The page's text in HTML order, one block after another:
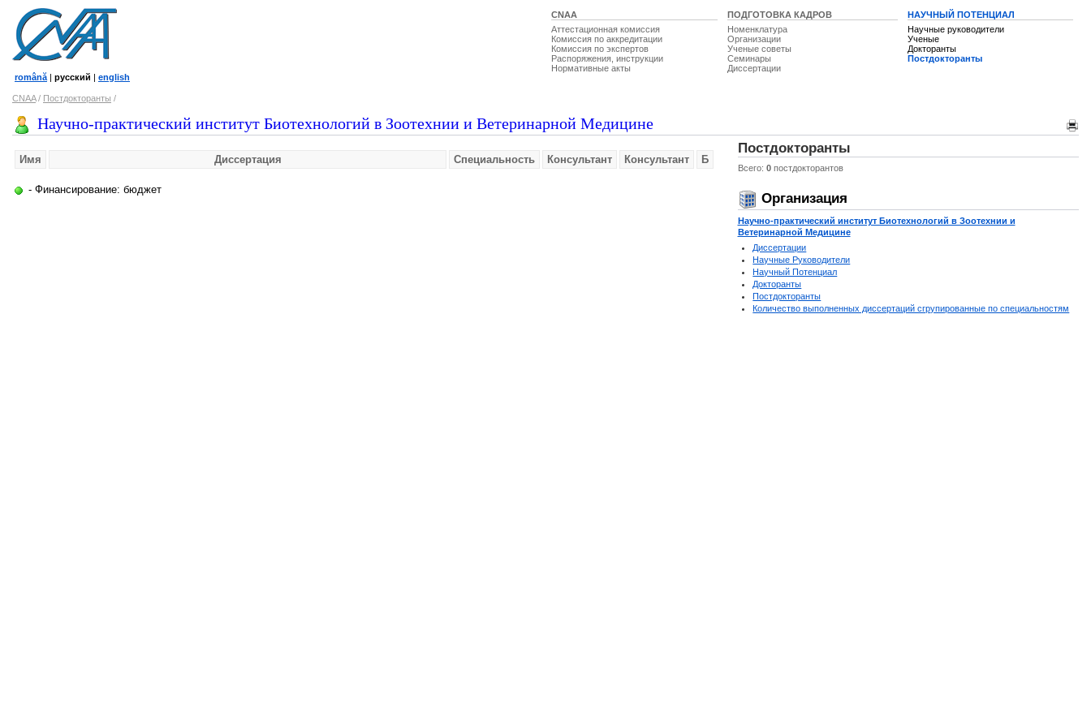
CNAA
Аттестационная комиссия
Комиссия по аккредитации
Комиссия по экспертов
Распоряжения, инструкции
Нормативные акты
ПОДГОТОВКА КАДРОВ
Номенклатура
Организации
Ученые советы
Семинары
Диссертации
НАУЧНЫЙ ПОТЕНЦИАЛ
Научные руководители
Ученые
Докторанты
Постдокторанты
română | русский | english
CNAA/ Постдокторанты /
Научно-практический институт Биотехнологий в Зоотехнии и Ветеринарной Медицине
Имя Диссертация Специальность Консультант Консультант Б
- Финансирование: бюджет
Постдокторанты
Всего: 0постдокторантов
Организация
Научно-практический институт Биотехнологий в Зоотехнии и
Ветеринарной Медицине
Диссертации
Научные Руководители
Научный Потенциал
Докторанты
Постдокторанты
Количество выполненных диссертаций сгрупированные по специальностям